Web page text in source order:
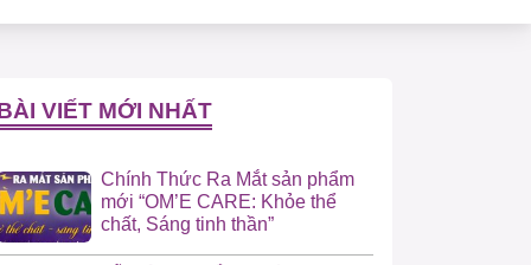
VIẾT MỚI NHẤT
Chính Thức Ra Mắt sản phẩm
mới “OM’E CARE: Khỏe thể
chất, Sáng tinh thần”